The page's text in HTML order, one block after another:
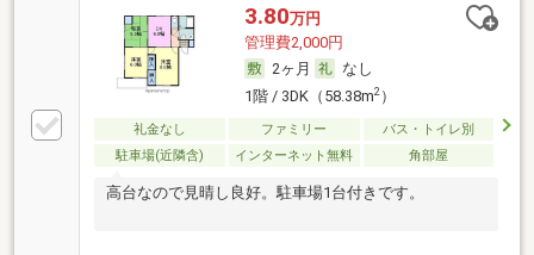
3.80万円
管理費2,000円
2ヶ月
なし
1階 / 3DK（58.38m2）
礼金なし ファミリー
バス・トイレ別
駐車場(近隣含)
インターネット無料 角部屋
高台なので見晴し良好。駐車場1台付きです。